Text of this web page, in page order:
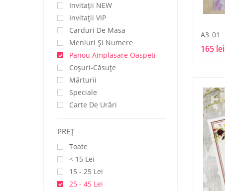
Invitaţii NEW
Invitaţii VIP
Carduri De Masa
Meniuri Și Numere
Panou Amplasare Oaspeti
Coșuri-Căsuțe
Mărturii
Speciale
Carte De Urări
PREŢ
Toate
< 15 Lei
15 - 25 Lei
25 - 45 Lei
A3_01
165 lei